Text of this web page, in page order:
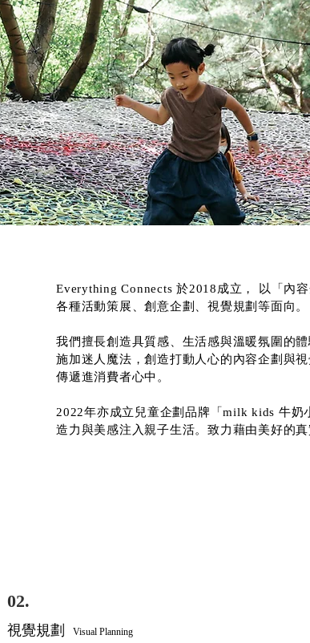
Everything Connects 於2018成立， 以「內
各種活動策展、創意企劃、視覺規劃等面向。
我們擅長創造具質感、生活感與溫暖氛圍的
施加迷人魔法，創造打動人心的內容企劃與
傳遞進消費者心中。
2022年亦成立兒童企劃品牌「milk kids 牛奶
造力與美感注入親子生活。致力藉由美好的
02.
視覺規劃Visual Planning